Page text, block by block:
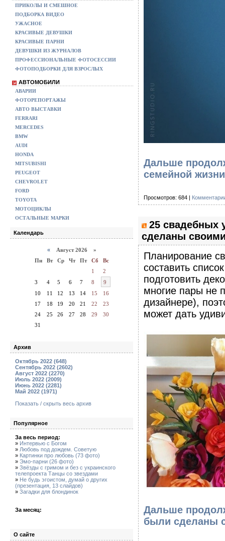
ПРИКОЛЫ И СМЕШНОЕ
ПОДБОРКА ВИДЕО
УЖАСНОЕ
КРАСИВЫЕ ДЕВУШКИ
КРАСИВЫЕ ПАРНИ
ДЕВУШКИ ИЗ ЖУРНАЛОВ
ПРОФЕССИОНАЛЬНЫЕ ФОТОСЕССИИ
ФОТОПОДБОРКИ ДЛЯ ВЗРОСЛЫХ
АВТОМОБИЛИ
АВАРИИ
ФОТОРЕПОРТАЖЫ
АВТО ВЫСТАВКИ
FERRARI
MERCEDES
BMW
AUDI
HONDA
MITSUBISHI
PEUGEOT
CHEVROLET
FORD
TOYOTA
МОТОЦИКЛЫ
ОСТАЛЬНЫЕ МАРКИ
Календарь
« Август 2026 »
Пн
Вт Ср Чт Пт Сб
Вс
1
2
3
4 5 6 7 8
9
10
11 12 13 14 15
16
17
18 19 20 21 22
23
24
25 26 27 28 29
30
31
Архив
Октябрь 2022 (648)
Сентябрь 2022 (2602)
Август 2022 (2270)
Июль 2022 (2009)
Июнь 2022 (2281)
Май 2022 (1971)
Показать / скрыть весь архив
Популярное
За весь период:
» Интервью с Богом
» Любовь под дождем. Советую
» Картинки про любовь (73 фото)
» Эмо-парни (26 фото)
» Звёзды с гримом и без с украинского
телепроекта Танцы со звездами
» Не будь эгоистом, думай о других
(презентация, 13 слайдов)
» Загадки для блондинок
За месяц:
О сайте
Дальше
семейной
Просмотров: 684 |
25 свадебных
сделаны
Планирование
составить
подготовить
многие пары не
дизайнере),
может дать
Дальше
были сделаны